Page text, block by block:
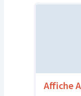
Affiche